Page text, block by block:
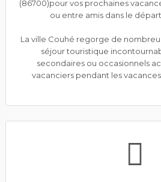
(86700)pour vos prochaines
ou entre amis dans le
La ville Couhé regorge de
séjour touristique
secondaires ou occasionnels
vacanciers pendant les